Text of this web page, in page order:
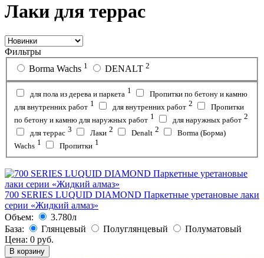
Лаки для террас
Фильтры
Borma Wachs 1 DENALT 2
для пола из дерева и паркета 1
Пропитки по бетону и камню
для внутренних работ 1 для внутренних работ 2
Пропитки
по бетону и камню для наружных работ 1 для наружных работ 2
для террас 3 Лаки 2 Denalt 2
Borma (Борма)
Wachs 1 Пропитки 1
700 SERIES LUQUID DIAMOND Паркетные уретановые лаки
серии «Жидкий алмаз»
Объем:
3.780л
База:
Глянцевый Полуглянцевый
Полуматовый
Цена: 0 руб.
В корзину